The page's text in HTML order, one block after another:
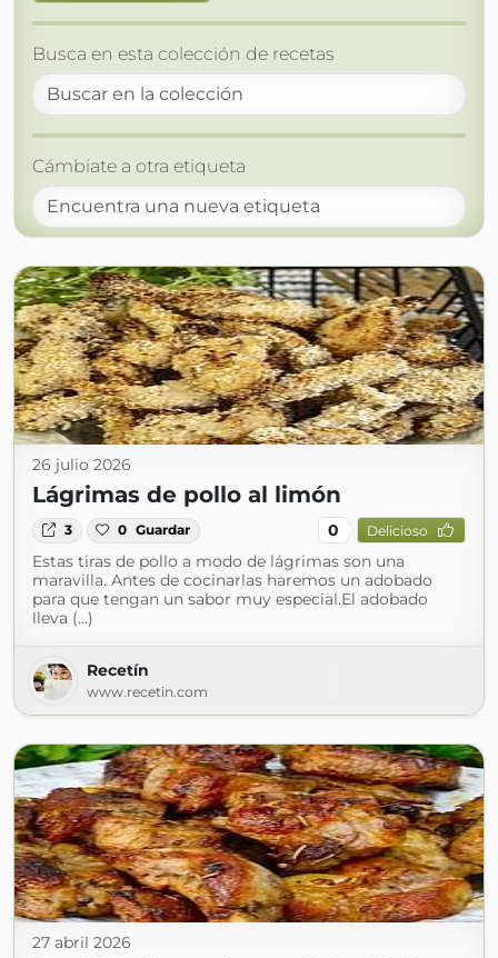
Busca en esta colección de recetas
Cámbiate a otra etiqueta
26 julio 2026
Lágrimas de pollo al limón
3 0 Guardar 0 Delicioso
Estas tiras de pollo a modo de lágrimas son una
maravilla. Antes de cocinarlas haremos un adobado
para que tengan un sabor muy especial.El adobado
lleva (...)
Recetín
www.recetin.com
27 abril 2026